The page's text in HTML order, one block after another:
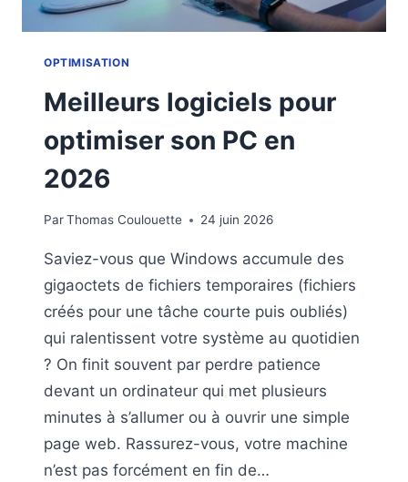
OPTIMISATION
Meilleurs logiciels pour
optimiser son PC en
2026
ParThomas Coulouette 24 juin 2026
Saviez-vous que Windows accumule des
gigaoctets de fichiers temporaires (fichiers
créés pour une tâche courte puis oubliés)
qui ralentissent votre système au quotidien
? On finit souvent par perdre patience
devant un ordinateur qui met plusieurs
minutes à s’allumer ou à ouvrir une simple
page web. Rassurez-vous, votre machine
n’est pas forcément en fin de…